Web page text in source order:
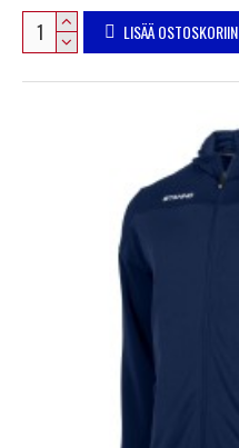
LISÄÄ OSTOSKORIIN